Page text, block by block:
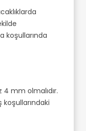
koşullarında
4 mm olmalıdır.
koşullarındaki